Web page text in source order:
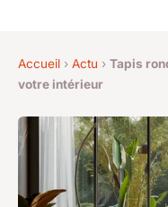
Accueil › Actu › Tapis
votre intérieur